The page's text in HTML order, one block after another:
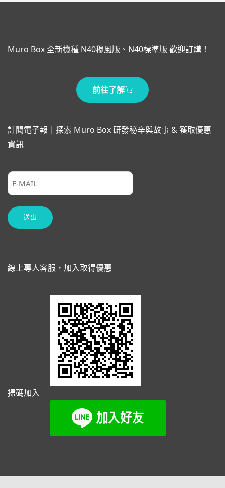
Muro Box 全新機種 N40穆風版、N40標準版 歡迎訂購！
前往了解
訂閱電子報｜探索 Muro Box 研發秘辛與故事 & 獲取優惠
資訊
線上專人客服，加入取得優惠
掃碼加入